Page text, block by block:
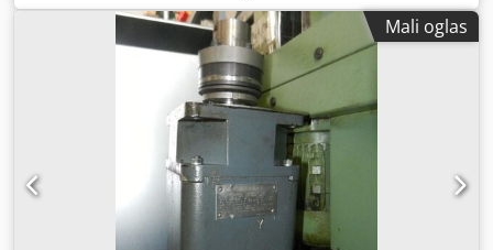
aktiviranje nogom -Proizvođač: Steute, sigurnosni nožni
prekidač, jedno pedala Crodpozp Hxvjfx Acwsf -Tip: GFS
1SD1Övd -Br. kataloga: 81.2.25.001 -Metalno kućište: sa
zaštitnom kapicom, aluminijumski odljevak pod pritiskom -
Dimenzije: 300/160/V135 mm -Težina: 1,2 kg
Mali oglas